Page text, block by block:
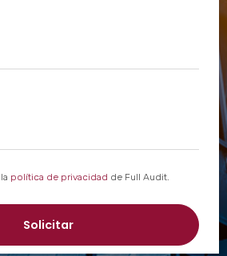
política de privacidad de Full Audit.
Solicitar